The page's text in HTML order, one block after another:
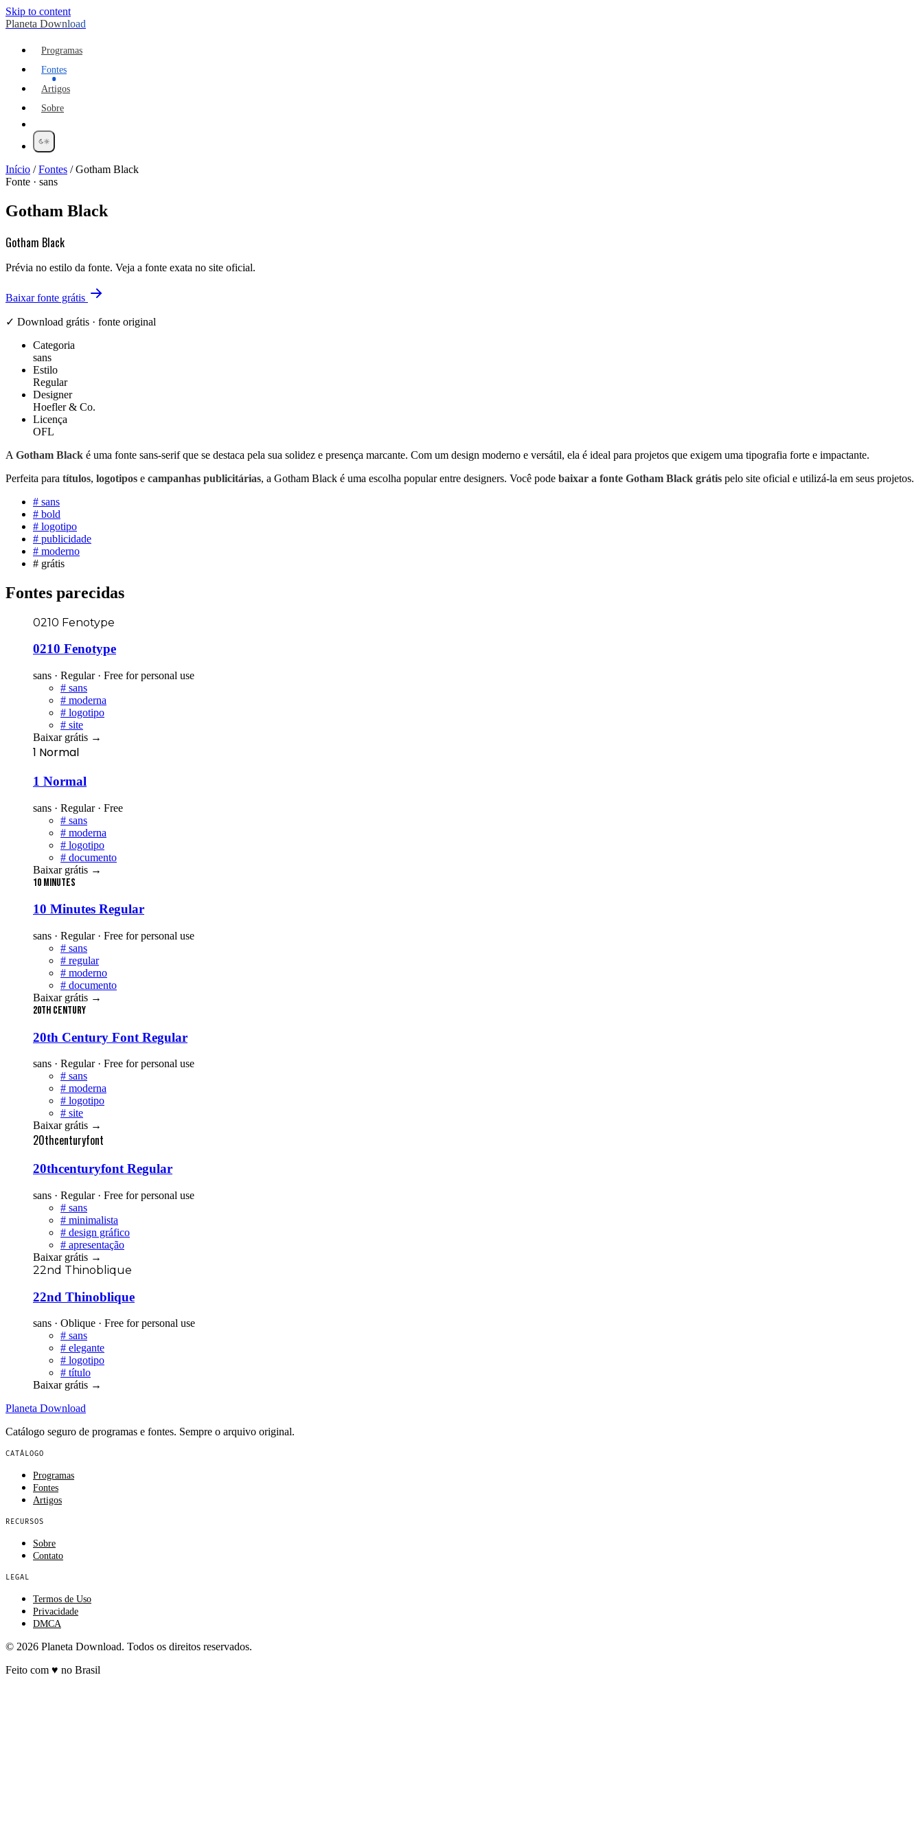
Skip to content
Planeta Download
Programas
Fontes
Artigos
Sobre
Início /Fontes /Gotham Black
Fonte · sans
Gotham Black
Gotham Black
Prévia no estilo da fonte. Veja a fonte exata no site oficial.
Baixar fonte grátis
✓ Download grátis · fonte original
Categoria
sans
Estilo
Regular
Designer
Hoefler & Co.
Licença
OFL
A Gotham Black é uma fonte sans-serif que se destaca pela sua solidez e presença marcante. Com um design moderno e versátil, ela é ideal para projetos que exigem uma tipografia forte e impactante.
Perfeita para títulos, logotipos e campanhas publicitárias, a Gotham Black é uma escolha popular entre designers. Você pode baixar a fonte Gotham Black grátis pelo site oficial e utilizá-la em seus projetos.
# sans
# bold
# logotipo
# publicidade
# moderno
# grátis
Fontes parecidas
0210 Fenotype
0210 Fenotype
sans · Regular · Free for personal use
# sans
# moderna
# logotipo
# site
Baixar grátis →
1 Normal
1 Normal
sans · Regular · Free
# sans
# moderna
# logotipo
# documento
Baixar grátis →
10 Minutes
10 Minutes Regular
sans · Regular · Free for personal use
# sans
# regular
# moderno
# documento
Baixar grátis →
20th Century
20th Century Font Regular
sans · Regular · Free for personal use
# sans
# moderna
# logotipo
# site
Baixar grátis →
20thcenturyfont
20thcenturyfont Regular
sans · Regular · Free for personal use
# sans
# minimalista
# design gráfico
# apresentação
Baixar grátis →
22nd Thinoblique
22nd Thinoblique
sans · Oblique · Free for personal use
# sans
# elegante
# logotipo
# título
Baixar grátis →
Planeta Download
Catálogo seguro de programas e fontes. Sempre o arquivo original.
CATÁLOGO
Programas
Fontes
Artigos
RECURSOS
Sobre
Contato
LEGAL
Termos de Uso
Privacidade
DMCA
© 2026 Planeta Download. Todos os direitos reservados.
Feito com ♥ no Brasil